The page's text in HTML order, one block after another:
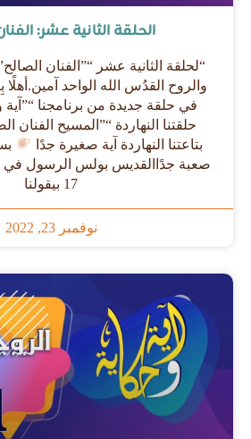
الحلقة الثانية عشر:
“لحلقة الثانية عشر “”الفنان
والروح القدُس الله الواحد آمين.أهلًا
في حلقة جديدة من برنامجنا “”آية
حلقتنا النهاردة “”المسيح الفنان
بتاعتنا النهاردة آية صغيرة جدًا
بس
17 بيقولنا
نوفمبر 23, 2022